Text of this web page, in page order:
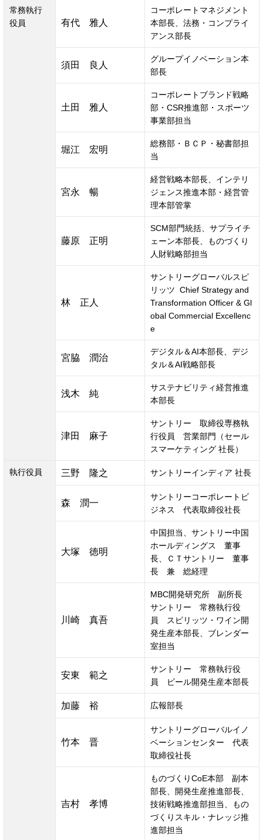
常務執行
役員
有代　雅人
コーポレートマネジメント
本部長、法務・コンプライ
アンス部長
須田　良人
グループイノベーション本
部長
土田　雅人
コーポレートブランド戦略
部・CSR推進部・スポーツ
事業部担当
堀江　宏明
総務部・ＢＣＰ・秘書部担
当
宮永　暢
経営戦略本部長、インテリ
ジェンス推進本部・経営管
理本部管掌
藤原　正明
SCM部門統括、サプライチ
ェーン本部長、ものづくり
人財戦略部担当
林　正人
サントリーグローバルスピ
リッツ  Chief Strategy and
Transformation Officer & Gl
obal Commercial Excellenc
e
宮脇　潤治
デジタル＆AI本部長、デジ
タル＆AI戦略部長
浅木　純
サステナビリティ経営推進
本部長
津田　麻子
サントリー　取締役専務執
行役員　営業部門（セール
スマーケティング 社長）
執行役員 三野　隆之 サントリーインディア 社長
森　潤一
サントリーコーポレートビ
ジネス　代表取締役社長
大塚　徳明
中国担当、サントリー中国
ホールディングス　董事
長、ＣＴサントリー　董事
長　兼　総経理
川崎　真吾
MBC開発研究所　副所長
サントリー　常務執行役
員　スピリッツ・ワイン開
発生産本部長、ブレンダー
室担当
安東　範之
サントリー　常務執行役
員　ビール開発生産本部長
加藤　裕 広報部長
竹本　晋
サントリーグローバルイノ
ベーションセンター　代表
取締役社長
吉村　孝博
ものづくりCoE本部　副本
部長、開発生産推進部長、
技術戦略推進部担当、もの
づくりスキル・ナレッジ推
進部担当